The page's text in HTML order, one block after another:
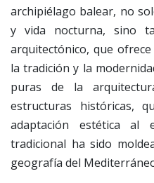
archipiélago balear, no
y vida nocturna, sino
arquitectónico, que
la tradición y la
puras de la
estructuras históricas,
adaptación estética al
tradicional ha sido
geografía del